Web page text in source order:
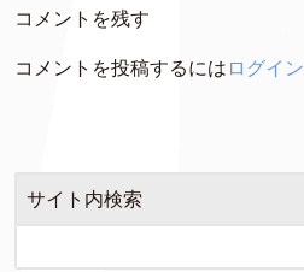
コメントを残す
コメントを投稿するには ログイン
サイト内検索